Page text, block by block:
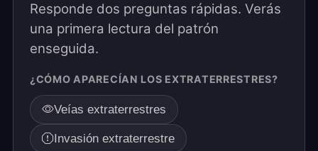
Responde dos preguntas rápidas. Verás
una primera lectura del patrón
enseguida.
¿CÓMO APARECÍAN LOS EXTRATERRESTRES?
Veías extraterrestres
Invasión extraterrestre